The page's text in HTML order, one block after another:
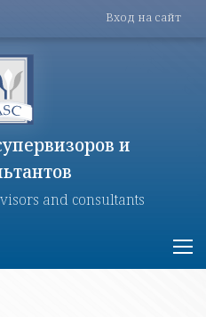
Меню
Вход на сайт
и
and consultants